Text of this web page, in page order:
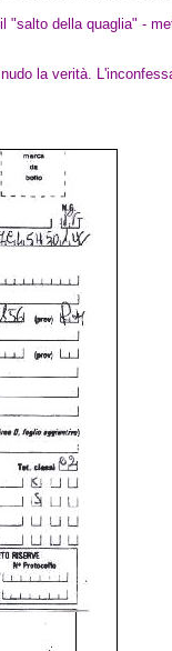
della quaglia" -
la verità.